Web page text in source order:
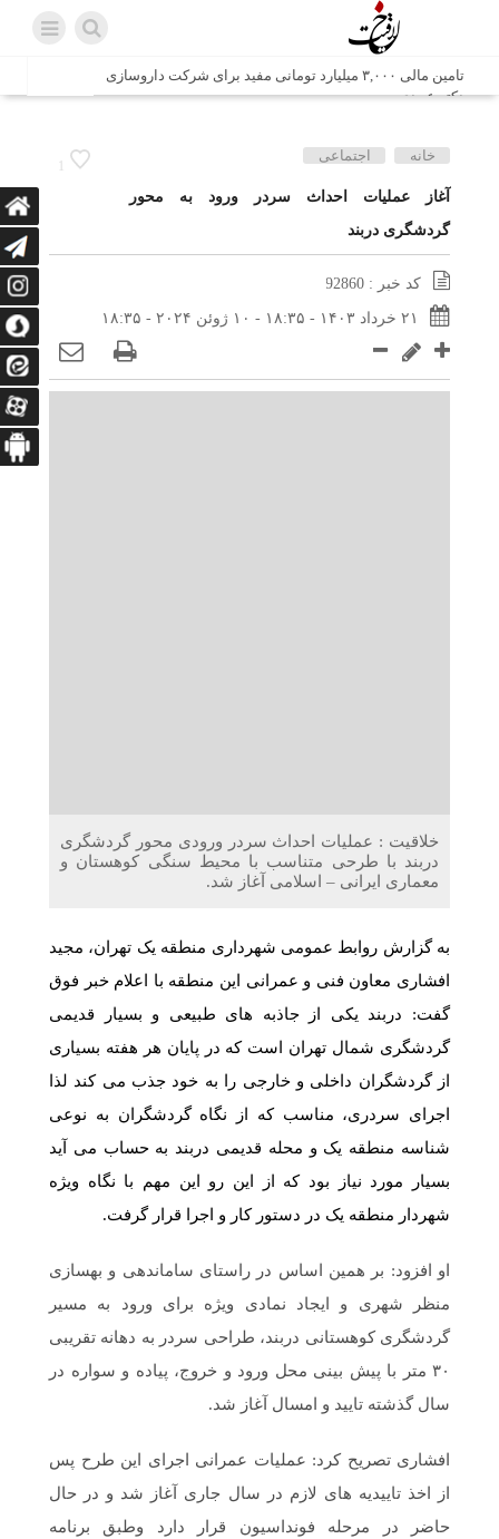
تامین مالی ۳,۰۰۰ میلیارد تومانی مفید برای شرکت داروسازی
دکتر عبیدی
شش وزیر کابینه پاکستان با حضور در سفارت ایران در اسلام
اتابک: ظرفیت های جدید همکاری‌های تجاری ایران و پاکستان با
محوریت بخش خصوصی فعال می‌شود
در مسیر جا‌مانده‌ها، دل‌ها به کربلا رسیده است
وزیر صمت خواستار پیگیری کانتینرهای ایرانی در بندر کراچی
شد / تجارت ۱۰ میلیارد دلاری ایران و پاکستان
1
خانه اجتماعی
آغاز عملیات احداث سردر ورود به محور
گردشگری دربند
کد خبر : 92860
۲۱ خرداد ۱۴۰۳ - ۱۸:۳۵ - ۱۰ ژوئن ۲۰۲۴ - ۱۸:۳۵
خلاقیت : عملیات احداث سردر ورودی محور گردشگری
دربند با طرحی متناسب با محیط سنگی کوهستان و
معماری ایرانی – اسلامی آغاز شد.
به گزارش روابط عمومی شهرداری منطقه یک تهران، مجید
افشاری معاون فنی و عمرانی این منطقه با اعلام خبر فوق
گفت: دربند یکی از جاذبه های طبیعی و بسیار قدیمی
گردشگری شمال تهران است که در پایان هر هفته بسیاری
از گردشگران داخلی و خارجی را به خود جذب می کند لذا
اجرای سردری، مناسب که از نگاه گردشگران به نوعی
شناسه منطقه یک و محله قدیمی دربند به حساب می آید
بسیار مورد نیاز بود که از این رو این مهم با نگاه ویژه
شهردار منطقه یک در دستور کار و اجرا قرار گرفت.
او افزود: بر همین اساس در راستای ساماندهی و بهسازی
منظر شهری و ایجاد نمادی ویژه برای ورود به مسیر
گردشگری کوهستانی دربند، طراحی سردر به دهانه تقریبی
۳۰ متر با پیش بینی محل ورود و خروج، پیاده و سواره در
سال گذشته تایید و امسال آغاز شد.
افشاری تصریح کرد: عملیات عمرانی اجرای این طرح پس
از اخذ تاییدیه های لازم در سال جاری آغاز شد و در حال
حاضر در مرحله فونداسیون قرار دارد وطبق برنامه